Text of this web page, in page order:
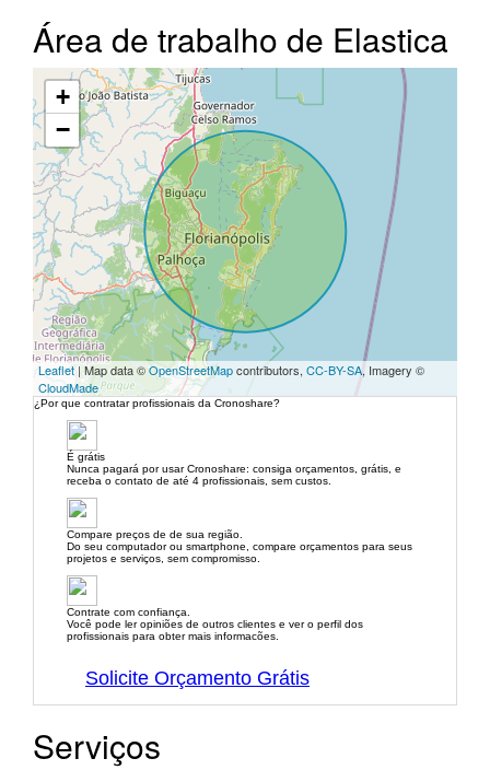
Área de trabalho de Elastica
+
−
Leaflet | Map data ©OpenStreetMapcontributors, CC-BY-SA , Imagery ©
CloudMade
¿Por que contratar profissionais da Cronoshare?
É grátis
Nunca pagará por usar Cronoshare: consiga orçamentos, grátis, e
receba o contato de até 4 profissionais, sem custos.
Compare preços de de sua região.
Do seu computador ou smartphone, compare orçamentos para seus
projetos e serviços, sem compromisso.
Contrate com confiança.
Você pode ler opiniões de outros clientes e ver o perfil dos
profissionais para obter mais informacões.
Solicite Orçamento Grátis
Serviços